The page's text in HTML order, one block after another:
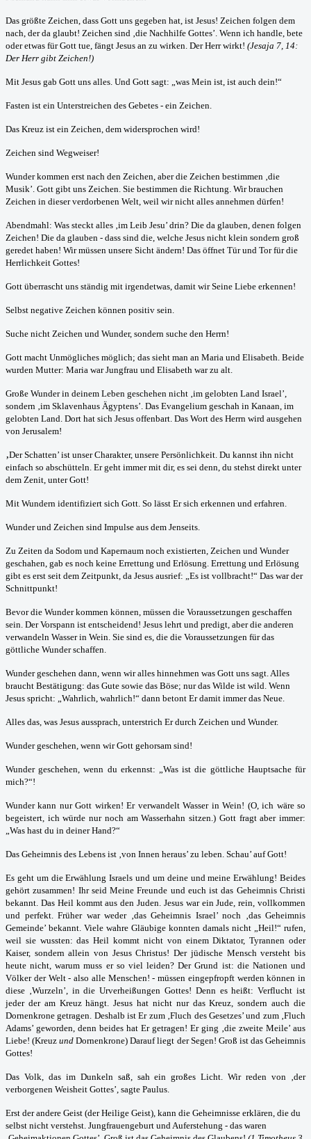
Das größte Zeichen, dass Gott uns gegeben hat, ist Jesus! Zeichen folgen dem
nach, der da glaubt! Zeichen sind ‚die Nachhilfe Gottes’. Wenn ich handle, bete
oder etwas für Gott tue, fängt Jesus an zu wirken. Der Herr wirkt! (Jesaja 7, 14:
Der Herr gibt Zeichen!)
Mit Jesus gab Gott uns alles. Und Gott sagt: „was Mein ist, ist auch dein!“
Fasten ist ein Unterstreichen des Gebetes - ein Zeichen.
Das Kreuz ist ein Zeichen, dem widersprochen wird!
Zeichen sind Wegweiser!
Wunder kommen erst nach den Zeichen, aber die Zeichen bestimmen ‚die
Musik’. Gott gibt uns Zeichen. Sie bestimmen die Richtung. Wir brauchen
Zeichen in dieser verdorbenen Welt, weil wir nicht alles annehmen dürfen!
Abendmahl: Was steckt alles ‚im Leib Jesu’ drin? Die da glauben, denen folgen
Zeichen! Die da glauben - dass sind die, welche Jesus nicht klein sondern groß
geredet haben! Wir müssen unsere Sicht ändern! Das öffnet Tür und Tor für die
Herrlichkeit Gottes!
Gott überrascht uns ständig mit irgendetwas, damit wir Seine Liebe erkennen!
Selbst negative Zeichen können positiv sein.
Suche nicht Zeichen und Wunder, sondern suche den Herrn!
Gott macht Unmögliches möglich; das sieht man an Maria und Elisabeth. Beide
wurden Mutter: Maria war Jungfrau und Elisabeth war zu alt.
Große Wunder in deinem Leben geschehen nicht ‚im gelobten Land Israel’,
sondern ‚im Sklavenhaus Ägyptens’. Das Evangelium geschah in Kanaan, im
gelobten Land. Dort hat sich Jesus offenbart. Das Wort des Herrn wird ausgehen
von Jerusalem!
‚Der Schatten’ ist unser Charakter, unsere Persönlichkeit. Du kannst ihn nicht
einfach so abschütteln. Er geht immer mit dir, es sei denn, du stehst direkt unter
dem Zenit, unter Gott!
Mit Wundern identifiziert sich Gott. So lässt Er sich erkennen und erfahren.
Wunder und Zeichen sind Impulse aus dem Jenseits.
Zu Zeiten da Sodom und Kapernaum noch existierten, Zeichen und Wunder
geschahen, gab es noch keine Errettung und Erlösung. Errettung und Erlösung
gibt es erst seit dem Zeitpunkt, da Jesus ausrief: „Es ist vollbracht!“ Das war der
Schnittpunkt!
Bevor die Wunder kommen können, müssen die Voraussetzungen geschaffen
sein. Der Vorspann ist entscheidend! Jesus lehrt und predigt, aber die anderen
verwandeln Wasser in Wein. Sie sind es, die die Voraussetzungen für das
göttliche Wunder schaffen.
Wunder geschehen dann, wenn wir alles hinnehmen was Gott uns sagt. Alles
braucht Bestätigung: das Gute sowie das Böse; nur das Wilde ist wild. Wenn
Jesus spricht: „Wahrlich, wahrlich!“ dann betont Er damit immer das Neue.
Alles das, was Jesus aussprach, unterstrich Er durch Zeichen und Wunder.
Wunder geschehen, wenn wir Gott gehorsam sind!
Wunder geschehen, wenn du erkennst: „Was ist die göttliche Hauptsache für
mich?“!
Wunder kann nur Gott wirken! Er verwandelt Wasser in Wein! (O, ich wäre so
begeistert, ich würde nur noch am Wasserhahn sitzen.) Gott fragt aber immer:
„Was hast du in deiner Hand?“
Das Geheimnis des Lebens ist ‚von Innen heraus’ zu leben. Schau’ auf Gott!
Es geht um die Erwählung Israels und um deine und meine Erwählung! Beides
gehört zusammen! Ihr seid Meine Freunde und euch ist das Geheimnis Christi
bekannt. Das Heil kommt aus den Juden. Jesus war ein Jude, rein, vollkommen
und perfekt. Früher war weder ‚das Geheimnis Israel’ noch ‚das Geheimnis
Gemeinde’ bekannt. Viele wahre Gläubige konnten damals nicht „Heil!“ rufen,
weil sie wussten: das Heil kommt nicht von einem Diktator, Tyrannen oder
Kaiser, sondern allein von Jesus Christus! Der jüdische Mensch versteht bis
heute nicht, warum muss er so viel leiden? Der Grund ist: die Nationen und
Völker der Welt - also alle Menschen! - müssen eingepfropft werden können in
diese ‚Wurzeln’, in die Urverheißungen Gottes! Denn es heißt: Verflucht ist
jeder der am Kreuz hängt. Jesus hat nicht nur das Kreuz, sondern auch die
Dornenkrone getragen. Deshalb ist Er zum ‚Fluch des Gesetzes’ und zum ‚Fluch
Adams’ geworden, denn beides hat Er getragen! Er ging ‚die zweite Meile’ aus
Liebe! (Kreuzund Dornenkrone) Darauf liegt der Segen! Groß ist das Geheimnis
Gottes!
Das Volk, das im Dunkeln saß, sah ein großes Licht. Wir reden von ‚der
verborgenen Weisheit Gottes’, sagte Paulus.
Erst der andere Geist (der Heilige Geist), kann die Geheimnisse erklären, die du
selbst nicht verstehst. Jungfrauengeburt und Auferstehung - das waren